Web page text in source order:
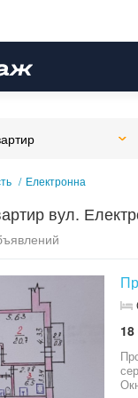
/ Електронна
вул.